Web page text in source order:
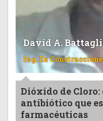
David A.
Ing. En
Dióxido de Cloro:
antibiótico que
farmacéuticas